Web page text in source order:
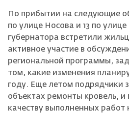
По прибытии на следующие
по улице Носова и 13 по
губернатора встретили
активное участие в
региональной программы,
том, какие изменения
году. Еще летом подрядчики
объектах ремонты кровель, и
качеству выполненных работ